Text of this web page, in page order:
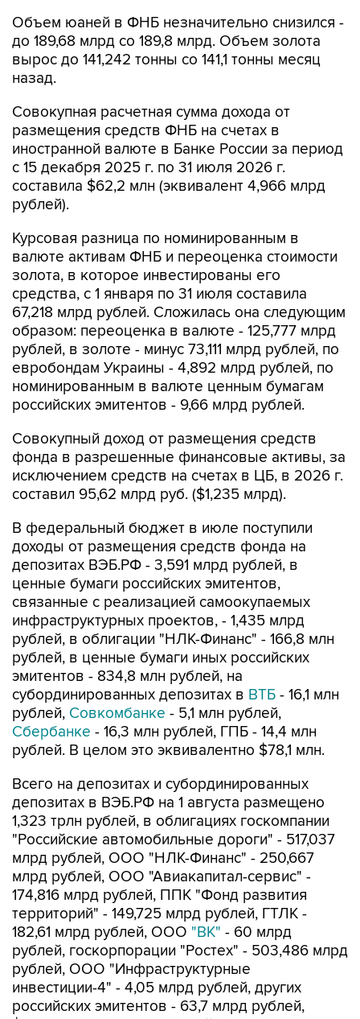
Объем юаней в ФНБ незначительно снизился -
до 189,68 млрд со 189,8 млрд. Объем золота
вырос до 141,242 тонны со 141,1 тонны месяц
назад.
Совокупная расчетная сумма дохода от
размещения средств ФНБ на счетах в
иностранной валюте в Банке России за период
с 15 декабря 2025 г. по 31 июля 2026 г.
составила $62,2 млн (эквивалент 4,966 млрд
рублей).
Курсовая разница по номинированным в
валюте активам ФНБ и переоценка стоимости
золота, в которое инвестированы его
средства, с 1 января по 31 июля составила
67,218 млрд рублей. Сложилась она следующим
образом: переоценка в валюте - 125,777 млрд
рублей, в золоте - минус 73,111 млрд рублей, по
евробондам Украины - 4,892 млрд рублей, по
номинированным в валюте ценным бумагам
российских эмитентов - 9,66 млрд рублей.
Совокупный доход от размещения средств
фонда в разрешенные финансовые активы, за
исключением средств на счетах в ЦБ, в 2026 г.
составил 95,62 млрд руб. ($1,235 млрд).
В федеральный бюджет в июле поступили
доходы от размещения средств фонда на
депозитах ВЭБ.РФ - 3,591 млрд рублей, в
ценные бумаги российских эмитентов,
связанные с реализацией самоокупаемых
инфраструктурных проектов, - 1,435 млрд
рублей, в облигации "НЛК-Финанс" - 166,8 млн
рублей, в ценные бумаги иных российских
эмитентов - 834,8 млн рублей, на
субординированных депозитах в ВТБ - 16,1 млн
рублей, Совкомбанке - 5,1 млн рублей,
Сбербанке - 16,3 млн рублей, ГПБ - 14,4 млн
рублей. В целом это эквивалентно $78,1 млн.
Всего на депозитах и субординированных
депозитах в ВЭБ.РФ на 1 августа размещено
1,323 трлн рублей, в облигациях госкомпании
"Российские автомобильные дороги" - 517,037
млрд рублей, ООО "НЛК-Финанс" - 250,667
млрд рублей, ООО "Авиакапитал-сервис" -
174,816 млрд рублей, ППК "Фонд развития
территорий" - 149,725 млрд рублей, ГТЛК -
182,61 млрд рублей, ООО "ВК" - 60 млрд
рублей, госкорпорации "Ростех" - 503,486 млрд
рублей, ООО "Инфраструктурные
инвестиции-4" - 4,05 млрд рублей, других
российских эмитентов - 63,7 млрд рублей,